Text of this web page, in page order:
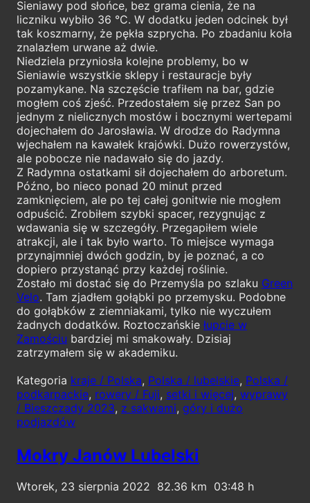
Sieniawy pod słońce, bez grama cienia, że na
liczniku wybiło 36 °C. W dodatku jeden odcinek był
tak koszmarny, że pękła szprycha. Po zbadaniu koła
znalazłem urwane aż dwie.
Niedziela przyniosła kolejne problemy, bo w
Sieniawie wszystkie sklepy i restauracje były
pozamykane. Na szczęście trafiłem na bar, gdzie
mogłem coś zjeść. Przedostałem się przez San po
jednym z nielicznych mostów i bocznymi wertepami
dojechałem do Jarosławia. W drodze do Radymna
wjechałem na kawałek krajówki. Dużo rowerzystów,
ale pobocze nie nadawało się do jazdy.
Z Radymna ostatkami sił dojechałem do arboretum.
Późno, bo nieco ponad 20 minut przed
zamknięciem, ale po tej całej gonitwie nie mogłem
odpuścić. Zrobiłem szybki spacer, rezygnując z
wdawania się w szczegóły. Przegapiłem wiele
atrakcji, ale i tak było warto. To miejsce wymaga
przynajmniej dwóch godzin, by je poznać, a co
dopiero przystanąć przy każdej roślinie.
Zostało mi dostać się do Przemyśla po szlaku Green
Velo. Tam zjadłem gołąbki po przemysku. Podobne
do gołąbków z ziemniakami, tylko nie wyczułem
żadnych dodatków. Roztoczańskie łupcie w
Zamościu bardziej mi smakowały. Dzisiaj
zatrzymałem się w akademiku.
Kategoria kraje / Polska, Polska / lubelskie, Polska /
podkarpackie, rowery / Fuji, setki i więcej, wyprawy
/ Bieszczady 2023, z sakwami, góry i dużo
podjazdów
Mokry Janów Lubelski
Wtorek, 23 sierpnia 2022 82.36
03:48